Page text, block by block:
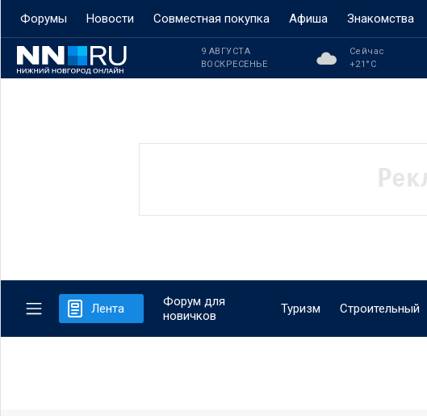
Форумы Новости Совместная покупка Афиша Знакомства
9 АВГУСТА
ВОСКРЕСЕНЬЕ
Сейчас
+21 °C
Лента
Форум для
новичков
Туризм Строительный